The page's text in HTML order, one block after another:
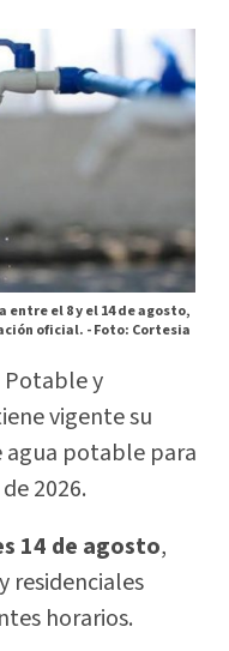
entre el 8 y el 14 de agosto,
oficial. -Foto: Cortesia
Potable y
vigente su
agua potable para
2026.
14 de agosto,
residenciales
horarios.